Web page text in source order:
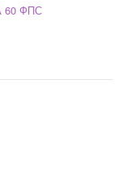
ФПС